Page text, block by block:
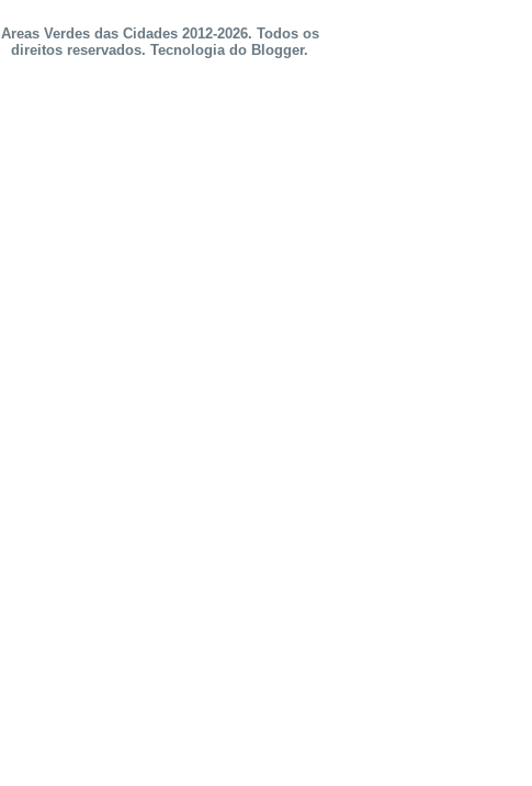
Areas Verdes das Cidades 2012-2026. Todos os
direitos reservados. Tecnologia do Blogger.